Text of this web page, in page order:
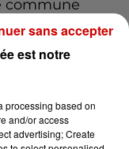
commune
en Deux-
et-Loire :
est notre
processing based on
and/or access
advertising; Create
sans accepter